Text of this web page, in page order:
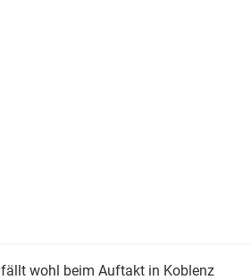
fällt wohl beim Auftakt in Koblenz